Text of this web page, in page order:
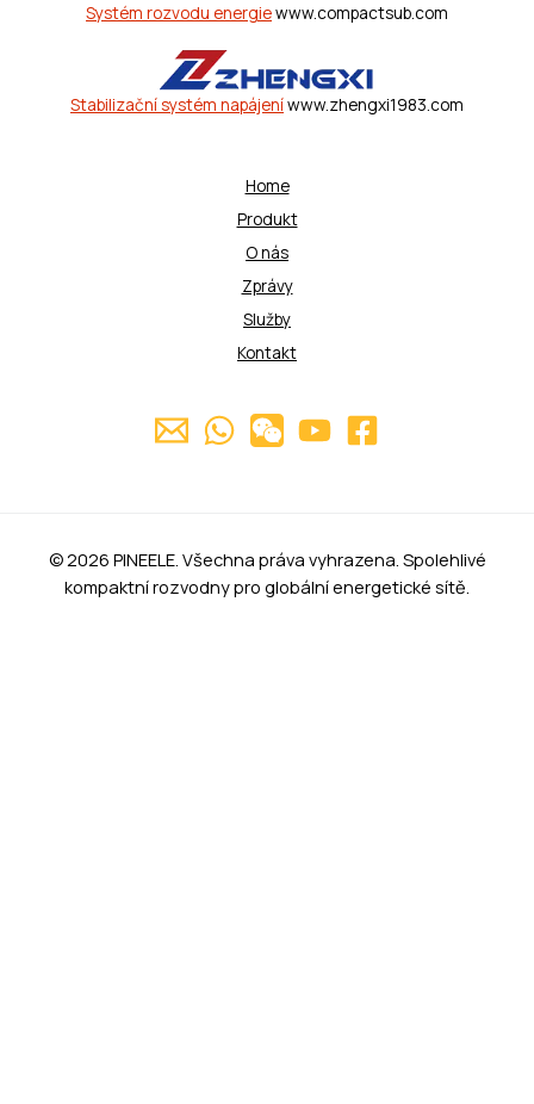
Systém rozvodu energiewww.compactsub.com
Stabilizační systém napájeníwww.zhengxi1983.com
Home
Produkt
O nás
Zprávy
Služby
Kontakt
© 2026 PINEELE. Všechna práva vyhrazena. Spolehlivé
kompaktní rozvodny pro globální energetické sítě.